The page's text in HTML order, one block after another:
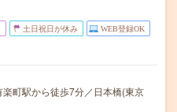
土日祝日が休み WEB登録OK
町駅から徒歩7分／日本橋(東京